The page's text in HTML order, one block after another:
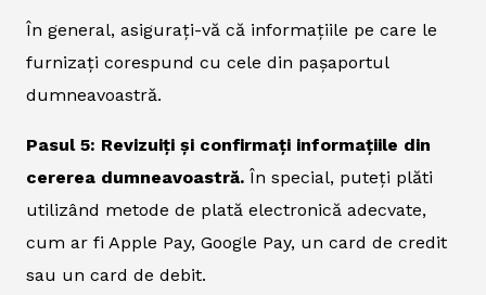
În general, asigurați-vă că informațiile pe care le
furnizați corespund cu cele din pașaportul
dumneavoastră.
Pasul 5: Revizuiți și confirmați informațiile din
cererea dumneavoastră. În special, puteți plăti
utilizând metode de plată electronică adecvate,
cum ar fi Apple Pay, Google Pay, un card de credit
sau un card de debit.